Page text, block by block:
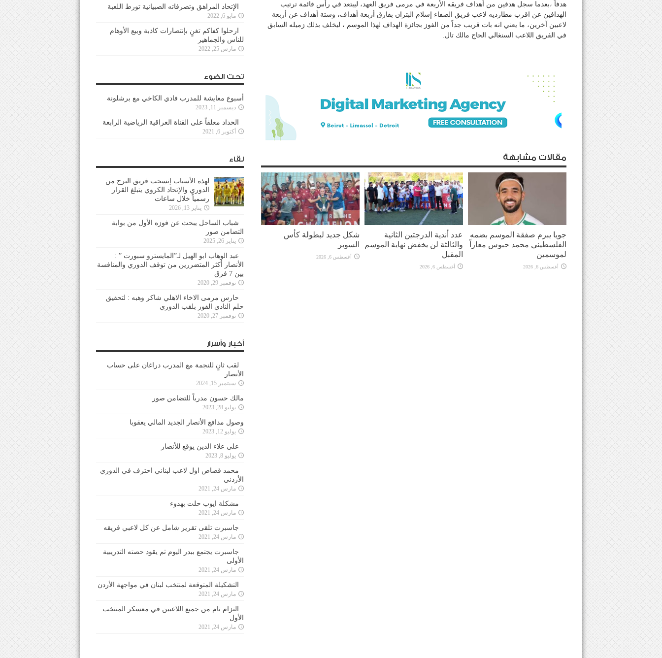
هدفاً ،بعدما سجل هدفين من أهداف فريقه الأربعة في مرمى فريق العهد، ليبتعد في رأس قائمة ترتيب
الهدافين عن اقرب مطارديه لاعب فريق الصفاء إسلام البتران بفارق أربعة أهداف، وستة أهداف عن أربعة
لاعبين آخرين، ما يعني انه بات قريب جداً من الفوز بجائزة الهداف لهذا الموسم ، ليخلف بذلك زميله السابق
في الفريق اللاعب السنغالي الحاج مالك تال.
مقالات مشابهة
جويا يبرم صفقة الموسم بضمه
الفلسطيني محمد حبوس معاراً
لموسمين
أغسطس 6, 2026
عدد أندية الدرجتين الثانية
والثالثة لن يخفض نهاية الموسم
المقبل
أغسطس 6, 2026
شكل جديد لبطولة كأس
السوبر
أغسطس 6, 2026
الإتحاد المراهق وتصرفاته الصبيانية تورط اللعبة
مايو 6, 2022
ارحلوا كفاكم تغنٍ بإنتصارات كاذبة وبيع الأوهام
للناس والجماهير
مارس 25, 2022
تحت الضوء
أسبوع معايشة للمدرب فادي الكاخي مع برشلونة
ديسمبر 11, 2023
الحداد معلقاً على القناة العراقية الرياضية الرابعة
أكتوبر 6, 2021
لقاء
لهذه الأسباب إنسحب فريق البرج من
الدوري والإتحاد الكروي يتبلغ القرار
رسمياً خلال ساعات
يناير 13, 2026
شباب الساحل يبحث عن فوزه الأول من بوابة
التضامن صور
يناير 26, 2025
عبد الوهاب ابو الهيل لـ”المايسترو سبورت ” :
الأنصار أكثر المتضررين من توقف الدوري والمنافسة
بين 7 فرق
نوفمبر 29, 2020
حارس مرمى الاخاء الاهلي شاكر وهبه : لتحقيق
حلم النادي الفوز بلقب الدوري
نوفمبر 27, 2020
أخبار وأسرار
لقب ثانٍ للنجمة مع المدرب دراغان على حساب
الأنصار
سبتمبر 15, 2024
مالك حسون مدرباً للتضامن صور
يوليو 28, 2023
وصول مدافع الأنصار الجديد المالي يعقوبا
يوليو 12, 2023
علي علاء الدين يوقع للأنصار
يوليو 8, 2023
محمد قصاص اول لاعب لبناني احترف في الدوري
الأردني
مارس 24, 2021
مشكلة ايوب حلت بهدوء
مارس 24, 2021
جاسبرت تلقى تقرير شامل عن كل لاعبي فريقه
مارس 24, 2021
جاسبرت يجتمع ببدر اليوم ثم يقود حصته التدريبية
الأولى
مارس 24, 2021
التشكيلة المتوقعة لمنتخب لبنان في مواجهة الأردن
مارس 24, 2021
التزام تام من جميع اللاعبين في معسكر المنتخب
الأول
مارس 24, 2021